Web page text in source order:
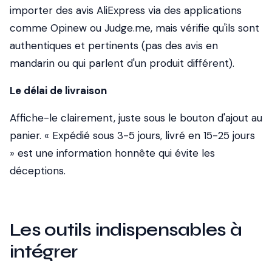
importer des avis AliExpress via des applications
comme Opinew ou Judge.me, mais vérifie qu'ils sont
authentiques et pertinents (pas des avis en
mandarin ou qui parlent d'un produit différent).
Le délai de livraison
Affiche-le clairement, juste sous le bouton d'ajout au
panier. « Expédié sous 3-5 jours, livré en 15-25 jours
» est une information honnête qui évite les
déceptions.
Les outils indispensables à
intégrer